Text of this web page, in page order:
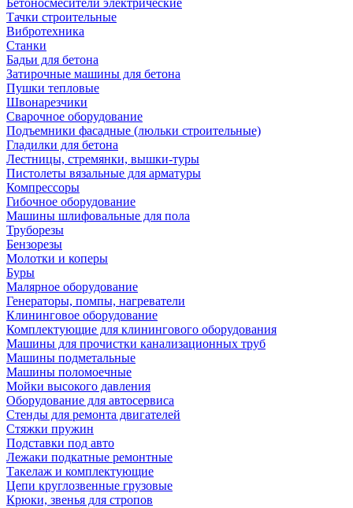
Бетоносмесители электрические
Тачки строительные
Вибротехника
Станки
Бадьи для бетона
Затирочные машины для бетона
Пушки тепловые
Швонарезчики
Сварочное оборудование
Подъемники фасадные (люльки строительные)
Гладилки для бетона
Лестницы, стремянки, вышки-туры
Пистолеты вязальные для арматуры
Компрессоры
Гибочное оборудование
Машины шлифовальные для пола
Труборезы
Бензорезы
Молотки и коперы
Буры
Малярное оборудование
Генераторы, помпы, нагреватели
Клининговое оборудование
Комплектующие для клинингового оборудования
Машины для прочистки канализационных труб
Машины подметальные
Машины поломоечные
Мойки высокого давления
Оборудование для автосервиса
Стенды для ремонта двигателей
Стяжки пружин
Подставки под авто
Лежаки подкатные ремонтные
Такелаж и комплектующие
Цепи круглозвенные грузовые
Крюки, звенья для стропов